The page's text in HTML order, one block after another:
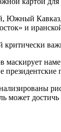
и
критически
маскирует
может